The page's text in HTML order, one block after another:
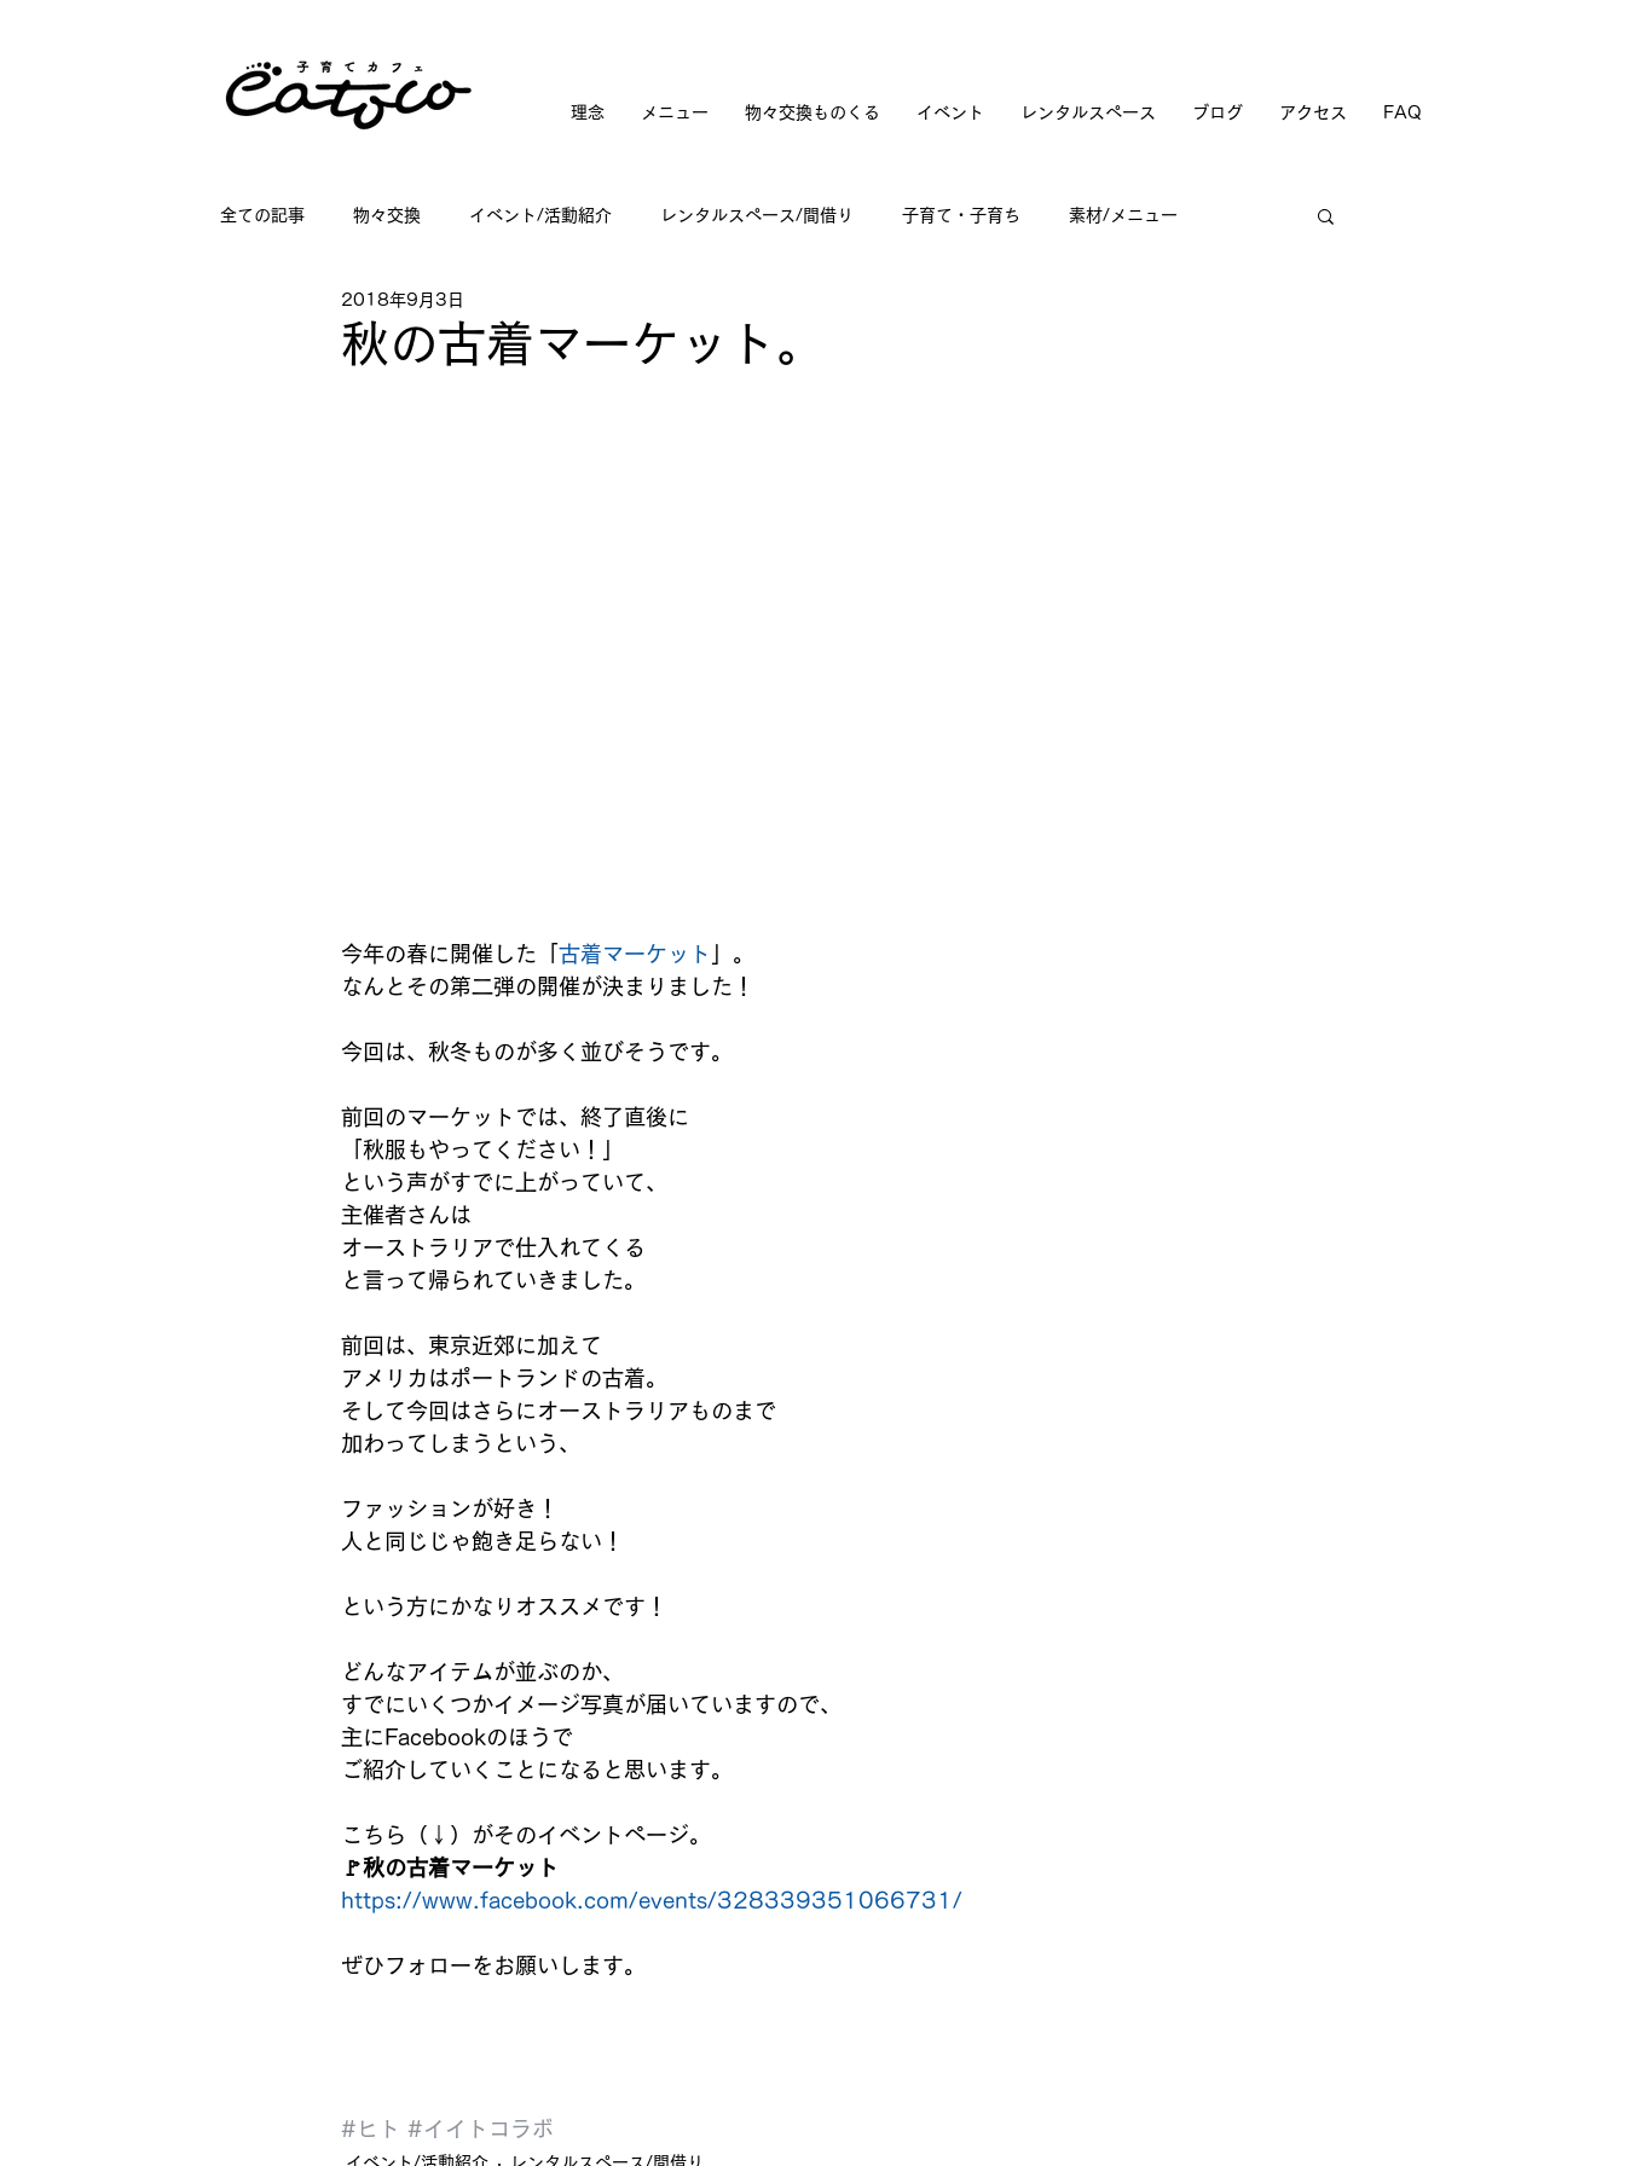
理念 メニュー 物々交換ものくる イベント レンタルスペース ブログ アクセス FAQ
全ての記事 物々交換 イベント/活動紹介 レンタルスペース/間借り 子育て・子育ち 素材/メニュー
講座情報
秋の古着マーケット。
2018年9月3日
今年の春に開催した「 古着マーケット
」。
なんとその第二弾の開催が決まりました！
今回は、秋冬ものが多く並びそうです。
前回のマーケットでは、終了直後に
「秋服もやってください！」
という声がすでに上がっていて、
主催者さんは
オーストラリアで仕入れてくる
と言って帰られていきました。
前回は、東京近郊に加えて
アメリカはポートランドの古着。
そして今回はさらにオーストラリアものまで
加わってしまうという、
ファッションが好き！
人と同じじゃ飽き足らない！
という方にかなりオススメです！
どんなアイテムが並ぶのか、
すでにいくつかイメージ写真が届いていますので、
主にFacebookのほうで
ご紹介していくことになると思います。
こちら（↓）がそのイベントページ。
🚩秋の古着マーケット
https://www.facebook.com/events/328339351066731/
ぜひフォローをお願いします。
#ヒト #イイトコラボ
イベント/活動紹介 レンタルスペース/間借り